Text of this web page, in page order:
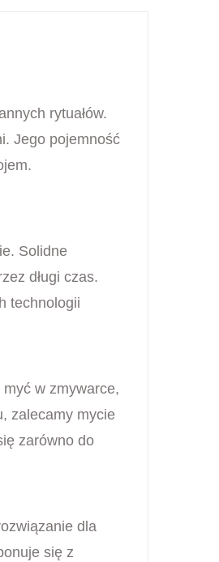
rytuałów.
Jego pojemność
Solidne
długi czas.
technologii
w zmywarce,
zalecamy mycie
zarówno do
dla
się z